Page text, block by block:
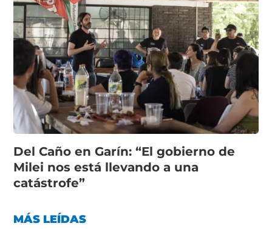
Del Caño en Garín: “El gobierno de
Milei nos está llevando a una
catástrofe”
MÁS LEÍDAS